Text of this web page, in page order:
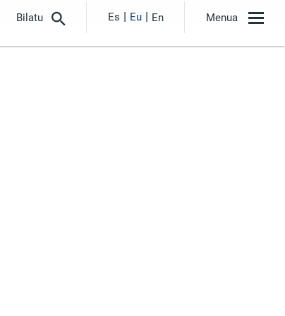
Bilatu Es Eu En Menua